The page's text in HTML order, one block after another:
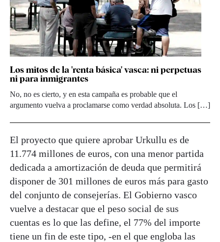
Los mitos de la 'renta básica' vasca: ni perpetuas
ni para inmigrantes
No, no es cierto, y en esta campaña es probable que el
argumento vuelva a proclamarse como verdad absoluta. Los […]
El proyecto que quiere aprobar Urkullu es de
11.774 millones de euros, con una menor partida
dedicada a amortización de deuda que permitirá
disponer de 301 millones de euros más para gasto
del conjunto de consejerías. El Gobierno vasco
vuelve a destacar que el peso social de sus
cuentas es lo que las define, el 77% del importe
tiene un fin de este tipo, -en el que engloba las